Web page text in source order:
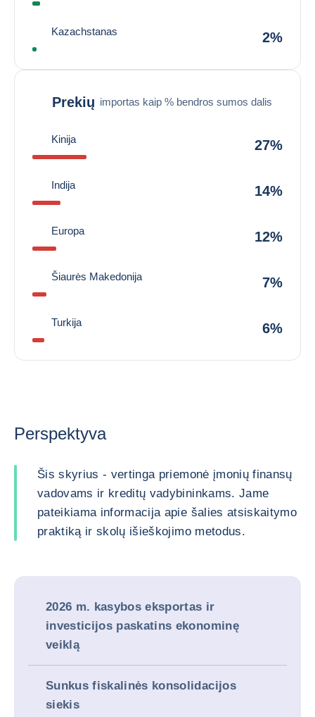
Kazachstanas 2%
Prekių importas kaip % bendros sumos dalis
Kinija 27%
Indija 14%
Europa 12%
Šiaurės Makedonija 7%
Turkija 6%
Perspektyva
Šis skyrius - vertinga priemonė įmonių finansų
vadovams ir kreditų vadybininkams. Jame
pateikiama informacija apie šalies atsiskaitymo
praktiką ir skolų išieškojimo metodus.
2026 m. kasybos eksportas ir
investicijos paskatins ekonominę
veiklą
Sunkus fiskalinės konsolidacijos
siekis